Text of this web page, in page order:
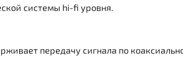
системы hi-fi уровня.
передачу сигнала по